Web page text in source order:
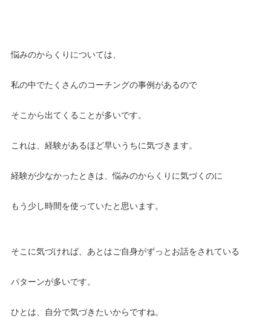
悩みのからくりについては、
私の中でたくさんのコーチングの事例があるので
そこから出てくることが多いです。
これは、経験があるほど早いうちに気づきます。
経験が少なかったときは、悩みのからくりに気づくのに
もう少し時間を使っていたと思います。
そこに気づければ、あとはご自身がずっとお話をされている
パターンが多いです。
ひとは、自分で気づきたいからですね。